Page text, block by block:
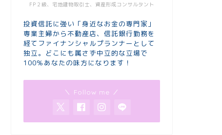
FP２級、宅地建物取引士、資産形成コンサルタント
投資信託に強い「身近なお金の専門家」
専業主婦から不動産店、信託銀行勤務を
経てファイナンシャルプランナーとして
独立。どこにも属さず中立的な立場で
100％あなたの味方になります！
＼ Follow me ／